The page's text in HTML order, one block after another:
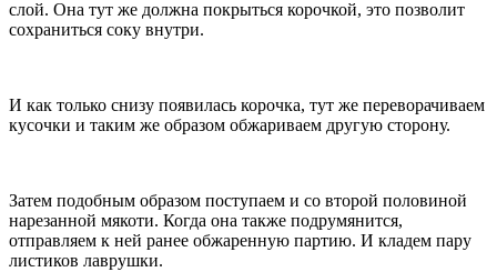
слой. Она тут же должна покрыться корочкой, это позволит
сохраниться соку внутри.
И как только снизу появилась корочка, тут же переворачиваем
кусочки и таким же образом обжариваем другую сторону.
Затем подобным образом поступаем и со второй половиной
нарезанной мякоти. Когда она также подрумянится,
отправляем к ней ранее обжаренную партию. И кладем пару
листиков лаврушки.